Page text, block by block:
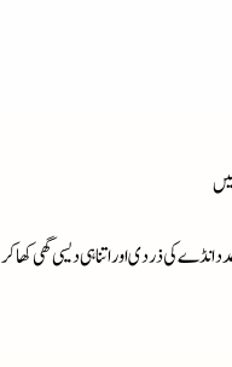
انڈے کی ذردی اور اتنا ہی دیسی گھی کھا کر